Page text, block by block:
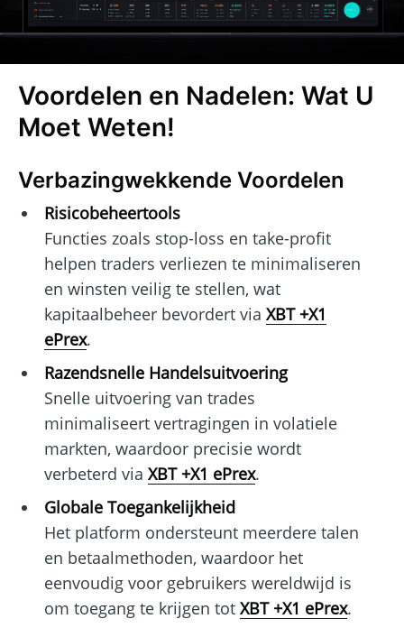
Voordelen en Nadelen: Wat U
Moet Weten!
Verbazingwekkende Voordelen
Risicobeheertools
Functies zoals stop-loss en take-profit
helpen traders verliezen te minimaliseren
en winsten veilig te stellen, wat
kapitaalbeheer bevordert via XBT +X1
ePrex.
Razendsnelle Handelsuitvoering
Snelle uitvoering van trades
minimaliseert vertragingen in volatiele
markten, waardoor precisie wordt
verbeterd via XBT +X1 ePrex.
Globale Toegankelijkheid
Het platform ondersteunt meerdere talen
en betaalmethoden, waardoor het
eenvoudig voor gebruikers wereldwijd is
om toegang te krijgen tot XBT +X1 ePrex.